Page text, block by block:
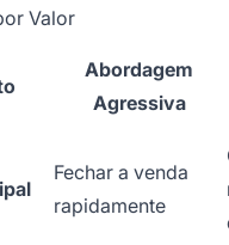
Valor
Abordagem
Agressiva
Fechar a venda
rapidamente